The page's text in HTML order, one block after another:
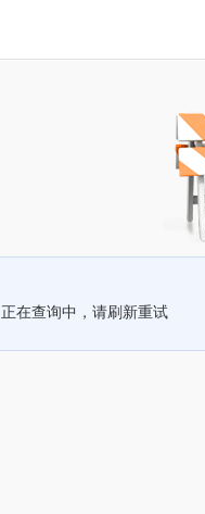
正在查询中，请刷新重试